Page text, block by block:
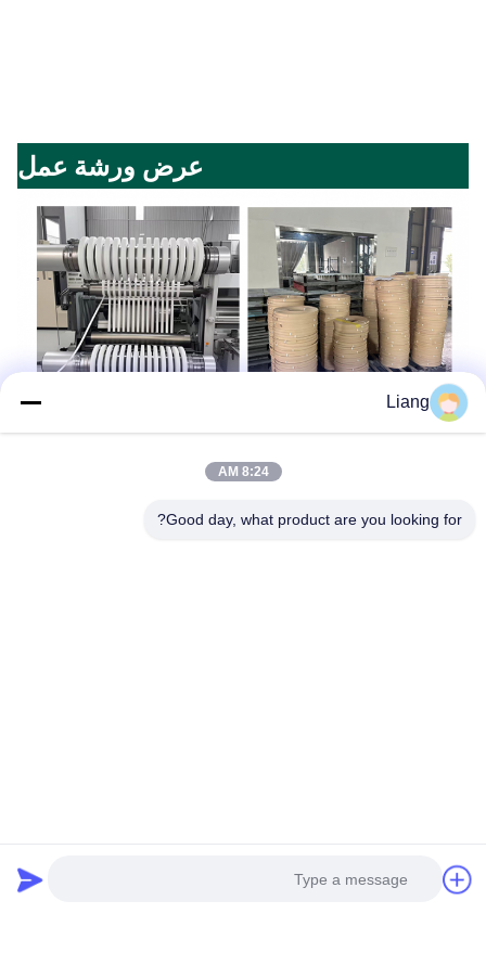
عرض ورشة عمل
Liang
8:24 AM
Good day, what product are you looking for?